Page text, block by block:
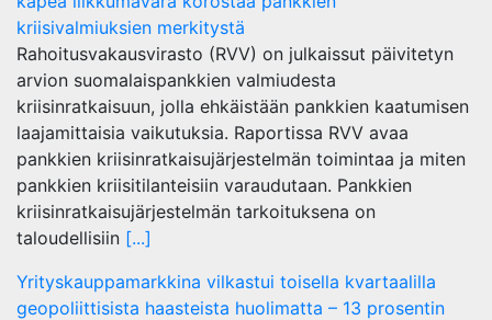
Rahoitusvakausvirasto (RVV) on julkaissut päivitetyn
arvion suomalaispankkien valmiudesta
kriisinratkaisuun, jolla ehkäistään pankkien kaatumisen
laajamittaisia vaikutuksia. Raportissa RVV avaa
pankkien kriisinratkaisujärjestelmän toimintaa ja miten
pankkien kriisitilanteisiin varaudutaan. Pankkien
kriisinratkaisujärjestelmän tarkoituksena on
taloudellisiin [...]
Yrityskauppamarkkina vilkastui toisella kvartaalilla
geopoliittisista haasteista huolimatta – 13 prosentin